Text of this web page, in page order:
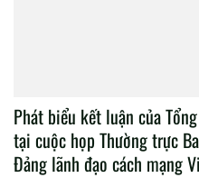
Phát biểu kết luận của
tại cuộc họp Thường trực
Đảng lãnh đạo cách mạng